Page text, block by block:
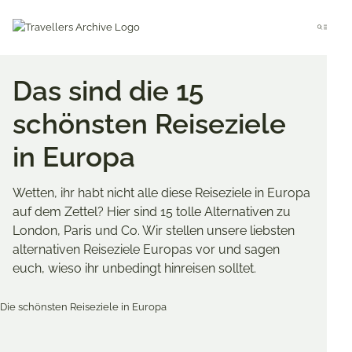
Menu
Das sind die 15
schönsten Reiseziele
in Europa
Wetten, ihr habt nicht alle diese Reiseziele in Europa
auf dem Zettel? Hier sind 15 tolle Alternativen zu
London, Paris und Co. Wir stellen unsere liebsten
alternativen Reiseziele Europas vor und sagen
euch, wieso ihr unbedingt hinreisen solltet.